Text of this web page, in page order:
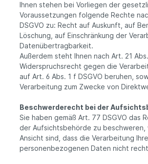
Ihnen stehen bei Vorliegen der
Voraussetzungen folgende Rechte
DSGVO zu: Recht auf Auskunft, auf
Löschung, auf Einschränkung der
Datenübertragbarkeit.
Außerdem steht Ihnen nach Art. 21
Widerspruchsrecht gegen die
auf Art. 6 Abs. 1 f DSGVO beruhen,
Verarbeitung zum Zwecke von
Beschwerderecht bei der
Sie haben gemäß Art. 77 DSGVO das
der Aufsichtsbehörde zu beschweren,
Ansicht sind, dass die Verarbeitung
personenbezogenen Daten nicht